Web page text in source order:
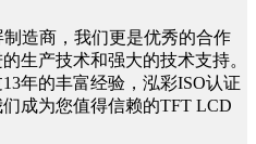
造商，我们更是优秀的合作
生产技术和强大的技术支持。
年的丰富经验，泓彩ISO认证
成为您值得信赖的TFT LCD